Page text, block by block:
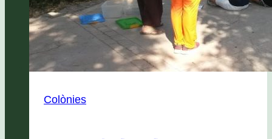
Colònies